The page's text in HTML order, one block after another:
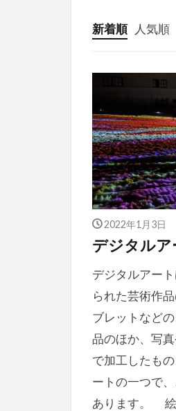
新着順 人気順
2022年1月3日
デジタルア
デジタルアー
られた芸術作
ブレットなど
品のほか、写
で加工したも
ートの一つで
あります。 絵